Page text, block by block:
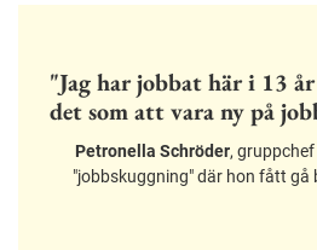
"Jag har jobbat här i 13
det som att vara ny på
Petronella Schröder,
"jobbskuggning" där hon fått gå